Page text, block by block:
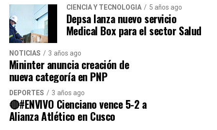
Navegación de entradas
Source link
Comparte esto:
CIENCIA Y TECNOLOGÍA 5 años ago
Depsa lanza nuevo servicio
Medical Box para el sector Salud
NOTICIAS 3 años ago
Mininter anuncia creación de
nueva categoría en PNP
DEPORTES 3 años ago
🔴#ENVIVO Cienciano vence 5-2 a
Alianza Atlético en Cusco